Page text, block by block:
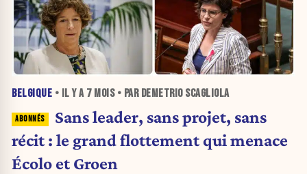
BELGIQUE • IL Y A 7 MOIS• PAR DEMETRIO SCAGLIOLA
Sans leader, sans projet, sans
récit : le grand flottement qui menace
Écolo et Groen